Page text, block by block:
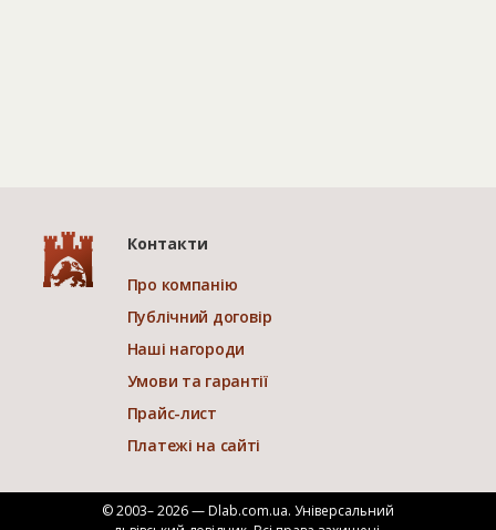
Контакти
Про компанію
Публічний договір
Наші нагороди
Умови та гарантії
Прайс-лист
Платежі на сайті
© 2003– 2026 — Dlab.com.ua. Універсальний